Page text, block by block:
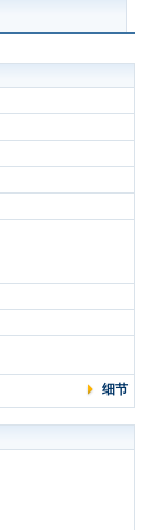
细节